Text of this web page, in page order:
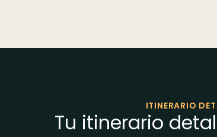
ITINERARIO
Tu itinerario